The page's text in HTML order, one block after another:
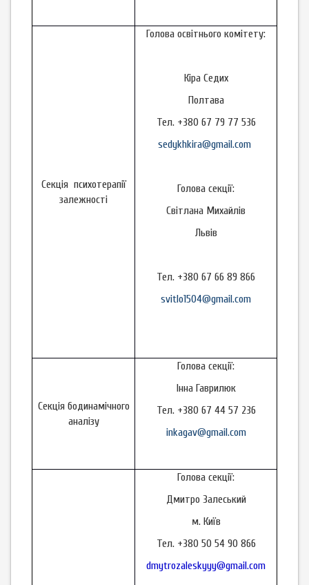
Секція психотерапії
залежності
Голова освітнього комітету:
Кіра Седих
Полтава
Тел. +380 67 79 77 536
sedykhkira@gmail.com
Голова секції:
Світлана Михайлів
Львів
Тел. +380 67 66 89 866
svitlo1504@gmail.com
Секція бодинамічного
аналізу
Голова секції:
Інна Гаврилюк
Тел. +380 67 44 57 236
inkagav@gmail.com
Голова секції:
Дмитро Залеський
м. Київ
Тел. +380 50 54 90 866
dmytrozaleskyyy@gmail.com